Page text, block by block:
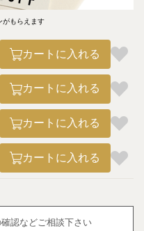
がもらえます
カートに入れる
カートに入れる
カートに入れる
カートに入れる
認などご相談下さい